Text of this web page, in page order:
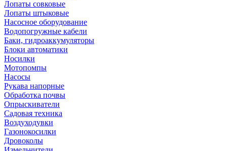
Лопаты совковые
Лопаты штыковые
Насосное оборудование
Водопогружные кабели
Баки, гидроаккумуляторы
Блоки автоматики
Носилки
Мотопомпы
Насосы
Рукава напорные
Обработка почвы
Опрыскиватели
Садовая техника
Воздуходувки
Газонокосилки
Дровоколы